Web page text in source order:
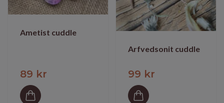
Ametist cuddle
89 kr
Arfvedsonit cuddle
99 kr